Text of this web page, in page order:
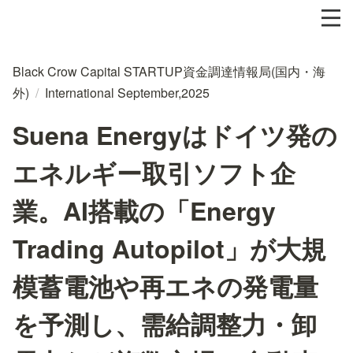
Black Crow Capital STARTUP資金調達情報局(国内・海
外) / International September,2025
Suena Energyはドイツ発の
エネルギー取引ソフト企
業。AI搭載の「Energy
Trading Autopilot」が大規
模蓄電池や再エネの発電量
を予測し、需給調整力・卸